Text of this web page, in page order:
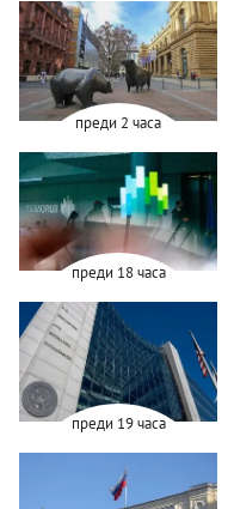
преди 2 часа
преди 18 часа
преди 19 часа